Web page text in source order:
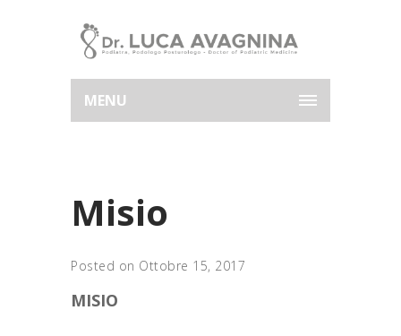
MENU
Misio
Posted on Ottobre 15, 2017
MISIO